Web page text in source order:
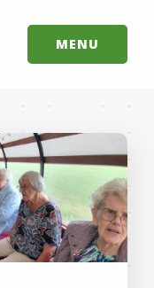
MENU